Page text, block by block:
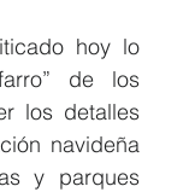
hoy lo
de los
los detalles
navideña
y parques